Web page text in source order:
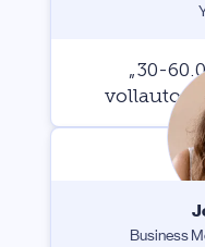
„30-
Business